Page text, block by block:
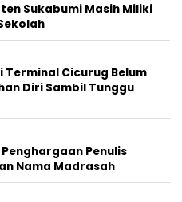
Sukabumi Masih Miliki
Terminal Cicurug Belum
Diri Sambil Tunggu
Penghargaan Penulis
Nama Madrasah‎